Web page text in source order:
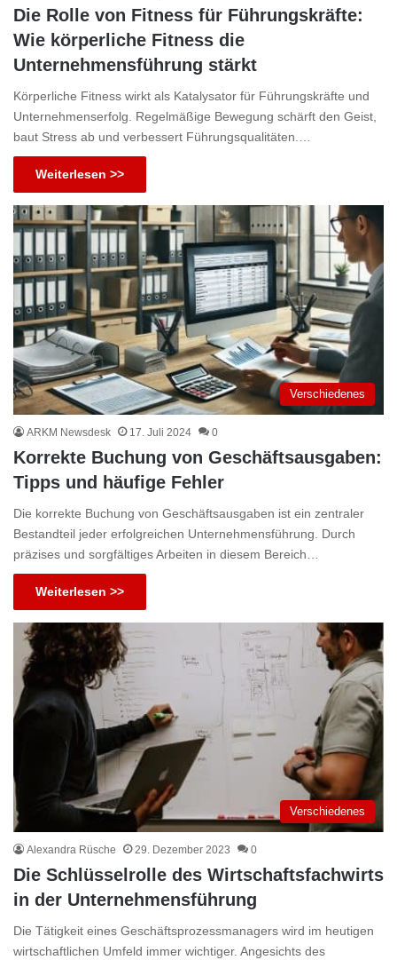
Die Rolle von Fitness für Führungskräfte:
Wie körperliche Fitness die
Unternehmensführung stärkt
Körperliche Fitness wirkt als Katalysator für Führungskräfte und
Unternehmenserfolg. Regelmäßige Bewegung schärft den Geist,
baut Stress ab und verbessert Führungsqualitäten.…
Weiterlesen >>
Verschiedenes
ARKM Newsdesk 17. Juli 2024 0
Korrekte Buchung von Geschäftsausgaben:
Tipps und häufige Fehler
Die korrekte Buchung von Geschäftsausgaben ist ein zentraler
Bestandteil jeder erfolgreichen Unternehmensführung. Durch
präzises und sorgfältiges Arbeiten in diesem Bereich…
Weiterlesen >>
Verschiedenes
Alexandra Rüsche 29. Dezember 2023 0
Die Schlüsselrolle des Wirtschaftsfachwirts
in der Unternehmensführung
Die Tätigkeit eines Geschäftsprozessmanagers wird im heutigen
wirtschaftlichen Umfeld immer wichtiger. Angesichts des